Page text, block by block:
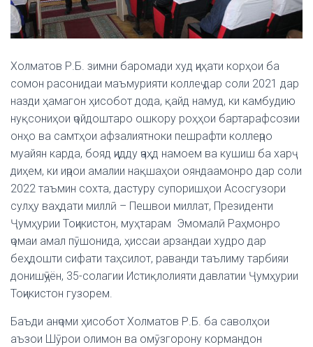
Холматов Р.Б. зимни баромади худ ҷиҳати корҳои ба
сомон расонидаи маъмурияти коллеҷ дар соли 2021 дар
назди ҳамагон ҳисобот дода, қайд намуд, ки камбудию
нуқсониҳои ҷойдоштаро ошкору роҳҳои бартарафсозии
онҳо ва самтҳои афзалиятноки пешрафти коллеҷро
муайян карда, бояд ҷидду ҷаҳд намоем ва кушиш ба харҷ
диҳем, ки иҷрои амалии нақшаҳои ояндаамонро дар соли
2022 таъмин сохта, дастуру супоришҳои Асосгузори
сулҳу ваҳдати миллӣ – Пешвои миллат, Президенти
Ҷумҳурии Тоҷикистон, муҳтарам Эмомалӣ Раҳмонро
ҷомаи амал пӯшонида, ҳиссаи арзандаи худро дар
беҳдошти сифати таҳсилот, раванди таълиму тарбияи
донишҷӯён, 35-солагии Истиқлолияти давлатии Ҷумҳурии
Тоҷикистон гузорем.
Баъди анҷоми ҳисобот Холматов Р.Б. ба саволҳои
аъзои Шӯрои олимон ва омӯзгорону кормандон